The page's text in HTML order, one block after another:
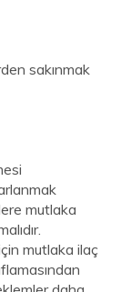
sakınmak
mutlaka
mutlaka ilaç